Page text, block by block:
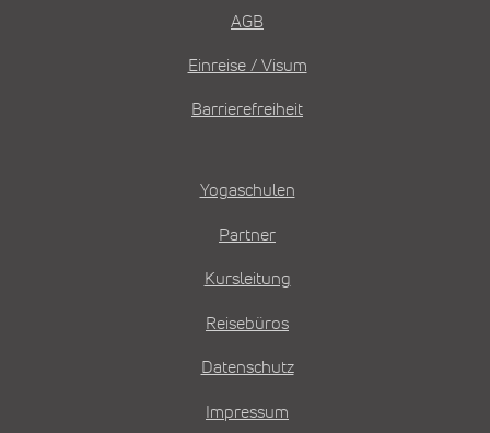
AGB
Einreise / Visum
Barrierefreiheit
Yogaschulen
Partner
Kursleitung
Reisebüros
Datenschutz
Impressum